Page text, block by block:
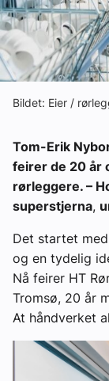
Abonner på
Annonsere i
Kontakt oss
Tips oss
eBlad
Bildet: Eier /
Tom-Erik
feirer de 20 år
rørleggere. –
superstjerna,
Det startet
og en tydelig
Nå feirer HT
Tromsø, 20 år
At håndverket